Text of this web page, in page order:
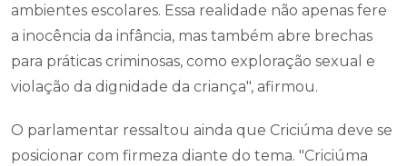
ambientes escolares. Essa realidade não apenas fere
a inocência da infância, mas também abre brechas
para práticas criminosas, como exploração sexual e
violação da dignidade da criança", afirmou.
O parlamentar ressaltou ainda que Criciúma deve se
posicionar com firmeza diante do tema. "Criciúma